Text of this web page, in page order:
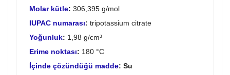
Molar kütle: 306,395 g/mol
IUPAC numarası: tripotassium citrate
Yoğunluk: 1,98 g/cm³
Erime noktası: 180 °C
İçinde çözündüğü madde: Su